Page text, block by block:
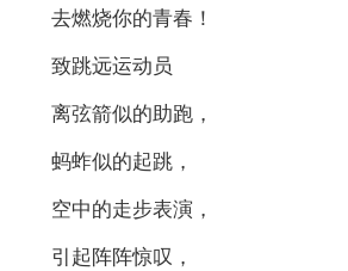
去燃烧你的青春！
致跳远运动员
离弦箭似的助跑，
蚂蚱似的起跳，
空中的走步表演，
引起阵阵惊叹，